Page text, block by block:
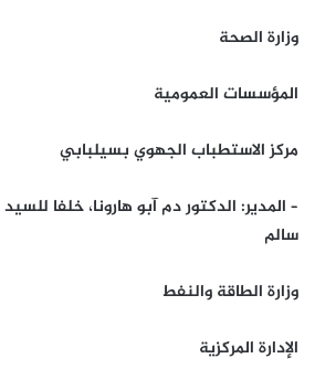
وزارة الصحة
المؤسسات العمومية
مركز الاستطباب الجهوي بسيلبابي
– المدير: الدكتور دم آبو هارونا، خلفا
سالم
وزارة الطاقة والنفط
الإدارة المركزية